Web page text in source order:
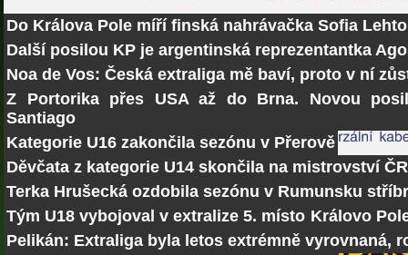
Do Králova Pole míří finská nahrávačka Sofia Lehto
Další posilou KP je argentinská reprezentantka
Noa de Vos: Česká extraliga mě baví, proto v ní
Z Portorika přes USA až do Brna. Novou
Santiago
Kategorie U16 zakončila sezónu v Přerově
Děvčata z kategorie U14 skončila na mistrovství
Terka Hrušecká ozdobila sezónu v Rumunsku
Tým U18 vybojoval v extralize 5. místo Královo
Pelikán: Extraliga byla letos extrémně vyrovnaná,